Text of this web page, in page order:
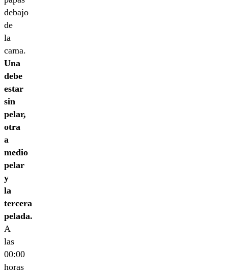
debajo
de
la
cama.
Una
debe
estar
sin
pelar,
otra
a
medio
pelar
y
la
tercera
pelada.
A
las
00:00
horas